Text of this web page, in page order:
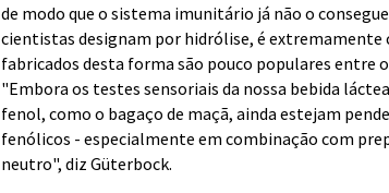
de modo que o sistema imunitário já não o
cientistas designam por hidrólise, é extremamente
fabricados desta forma são pouco populares entre
"Embora os testes sensoriais da nossa bebida
fenol, como o bagaço de maçã, ainda estejam
fenólicos - especialmente em combinação com
neutro", diz Güterbock.